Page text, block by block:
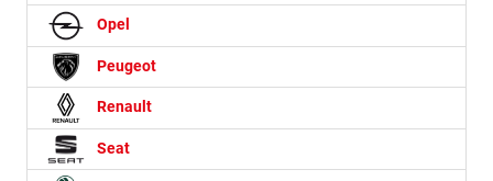
Opel
Peugeot
Renault
Seat